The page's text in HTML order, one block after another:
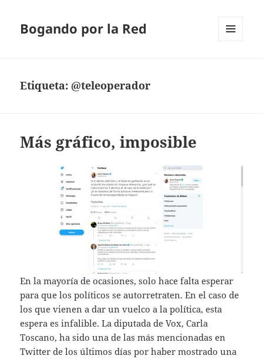
Bogando por la Red
Etiqueta: @teleoperador
Más gráfico, imposible
En la mayoría de ocasiones, solo hace falta esperar
para que los políticos se autorretraten. En el caso de
los que vienen a dar un vuelco a la política, esta
espera es infalible. La diputada de Vox, Carla
Toscano, ha sido una de las más mencionadas en
Twitter de los últimos días por haber mostrado una